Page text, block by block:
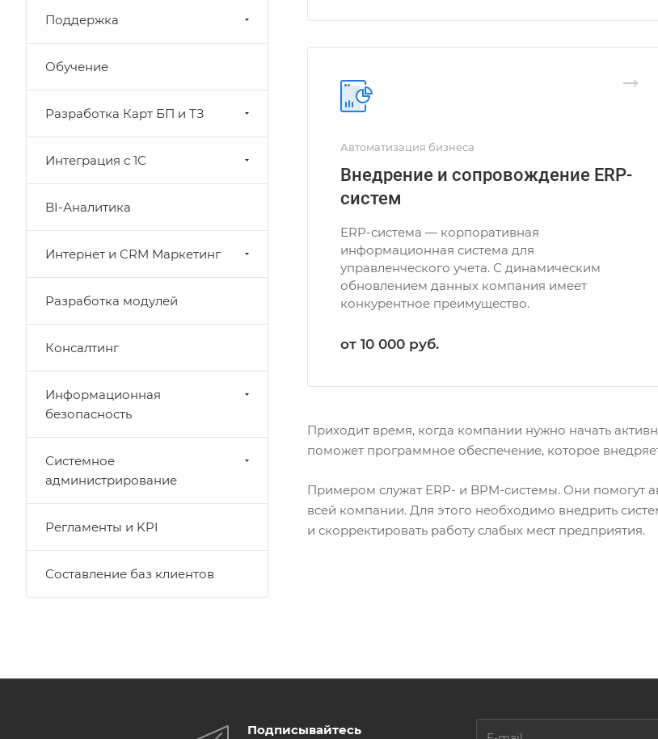
Автоматизация бизнеса
Внедрение и сопровождение ERP-
систем
ERP-система — корпоративная
информационная система для
управленческого учета. С динамическим
обновлением данных компания имеет
конкурентное преимущество.
от 10 000 руб.
Приходит время, когда компании нужно начать
поможет программное обеспечение, которое
Примером служат ERP- и BPM-системы. Они помогут
всей компании. Для этого необходимо внедрить
и скорректировать работу слабых мест предприятия.
Поддержка
Обучение
Разработка Карт БП и ТЗ
Интеграция с 1С
BI-Аналитика
Интернет и CRM Маркетинг
Разработка модулей
Консалтинг
Информационная
безопасность
Системное
администрирование
Регламенты и KPI
Составление баз клиентов
Подписывайтесь